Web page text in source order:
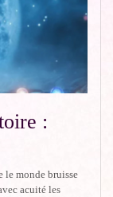
:
le monde bruisse
acuité les